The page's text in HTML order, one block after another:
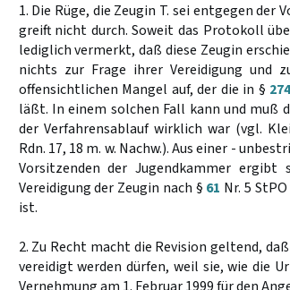
1. Die Rüge, die Zeugin T. sei entgegen der
greift nicht durch. Soweit das Protokoll
lediglich vermerkt, daß diese Zeugin
nichts zur Frage ihrer Vereidigung
offensichtlichen Mangel auf, der die in § 274
läßt. In einem solchen Fall kann und muß
der Verfahrensablauf wirklich war (vgl.
Rdn. 17, 18 m. w. Nachw.). Aus einer -
Vorsitzenden der Jugendkammer
Vereidigung der Zeugin nach § 61 Nr. 5
ist.
2. Zu Recht macht die Revision geltend,
vereidigt werden dürfen, weil sie, wie die